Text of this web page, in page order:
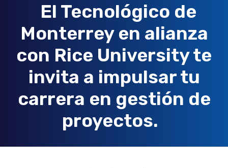
El Tecnológico de
Monterrey en alianza
con Rice University te
invita a impulsar tu
carrera en gestión de
proyectos.